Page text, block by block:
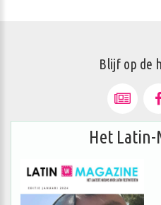
Blijf op de
Het Latin-